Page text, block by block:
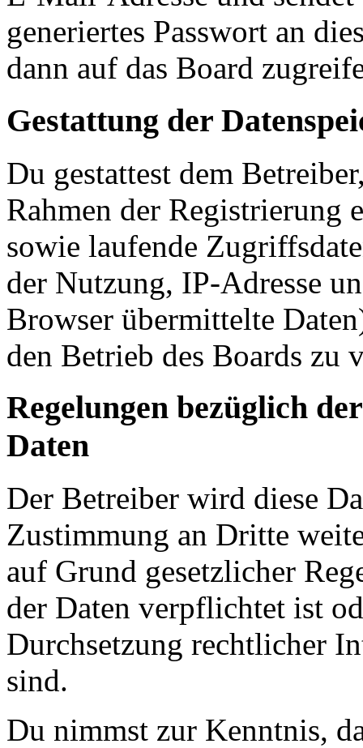
generiertes Passwort an
dann auf das Board
Gestattung der
Du gestattest dem
Rahmen der Registrierung
sowie laufende
der Nutzung, IP-Adresse
Browser übermittelte
den Betrieb des Boards zu
Regelungen bezüglich
Daten
Der Betreiber wird diese
Zustimmung an Dritte
auf Grund gesetzlicher
der Daten verpflichtet ist
Durchsetzung rechtlicher
sind.
Du nimmst zur Kenntnis,